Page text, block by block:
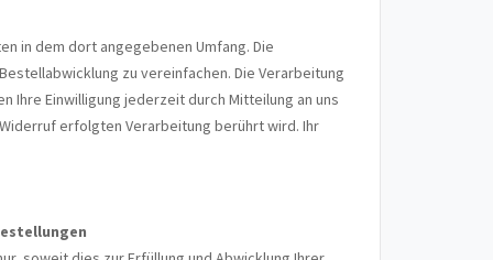
in dem dort angegebenen Umfang. Die
zu vereinfachen. Die Verarbeitung
Ihre Einwilligung jederzeit durch Mitteilung an uns
erfolgten Verarbeitung berührt wird. Ihr